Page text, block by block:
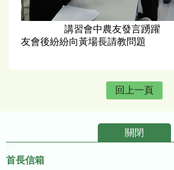
講習會中農友發
友會後紛紛向黃場長請教問題
回上一頁
關閉
首長信箱